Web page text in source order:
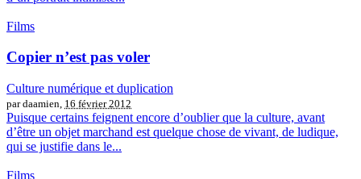
Films
Copier n’est pas voler
Culture numérique et duplication
par daamien, 16 février 2012
Puisque certains feignent encore d’oublier que la culture, avant
d’être un objet marchand est quelque chose de vivant, de ludique,
qui se justifie dans le...
Films